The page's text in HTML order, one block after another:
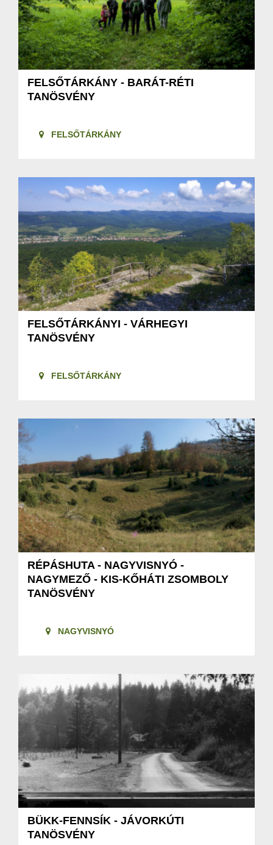
FELSŐTÁRKÁNY - BARÁT-RÉTI
TANÖSVÉNY
FELSŐTÁRKÁNY
FELSŐTÁRKÁNYI - VÁRHEGYI
TANÖSVÉNY
FELSŐTÁRKÁNY
RÉPÁSHUTA - NAGYVISNYÓ -
NAGYMEZŐ - KIS-KŐHÁTI ZSOMBOLY
TANÖSVÉNY
NAGYVISNYÓ
BÜKK-FENNSÍK - JÁVORKÚTI
TANÖSVÉNY